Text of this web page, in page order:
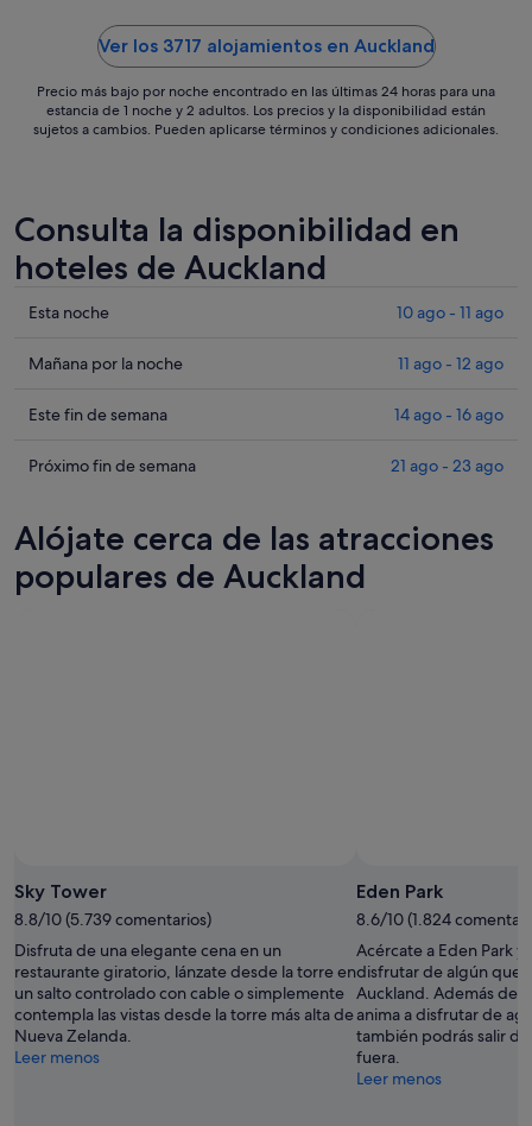
Ver los 3717 alojamientos en Auckland
Precio más bajo por noche encontrado en las últimas 24 horas para una
estancia de 1 noche y 2 adultos. Los precios y la disponibilidad están
sujetos a cambios. Pueden aplicarse términos y condiciones adicionales.
Consulta la disponibilidad en
hoteles de Auckland
Comprueba
precios
Auckland
esta
ago
11
Esta noche 10 ago - 11 ago
Comprueba
precios
Auckland
por
noche,
Mañana por la noche 11 ago - 12 ago
Comprueba
precios
para
fin
Este fin de semana 14 ago - 16 ago
Comprueba
en
Auckland
para
Próximo fin de semana 21 ago - 23 ago
Alójate cerca de las atracciones
populares de Auckland
Sky Tower
8.8/10 (5.739 comentarios)
Disfruta de una elegante cena en un
restaurante giratorio, lánzate desde la torre en
un salto controlado con cable o simplemente
contempla las vistas desde la torre más alta de
Nueva Zelanda.
Leer menos
Eden Park
8.6/10 (1.824
Acércate a Eden Park
disfrutar de algún que
Auckland. Además de
anima a disfrutar de
también podrás salir
fuera.
Leer menos